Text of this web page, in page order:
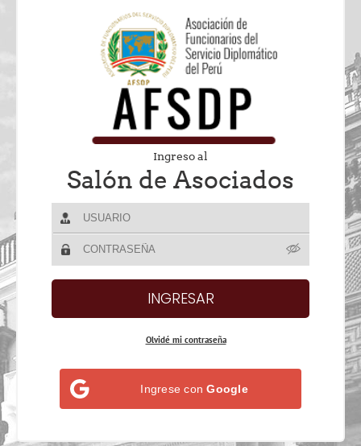
Ingreso al
Salón de Asociados
Olvidé mi contraseña
Ingrese conGoogle